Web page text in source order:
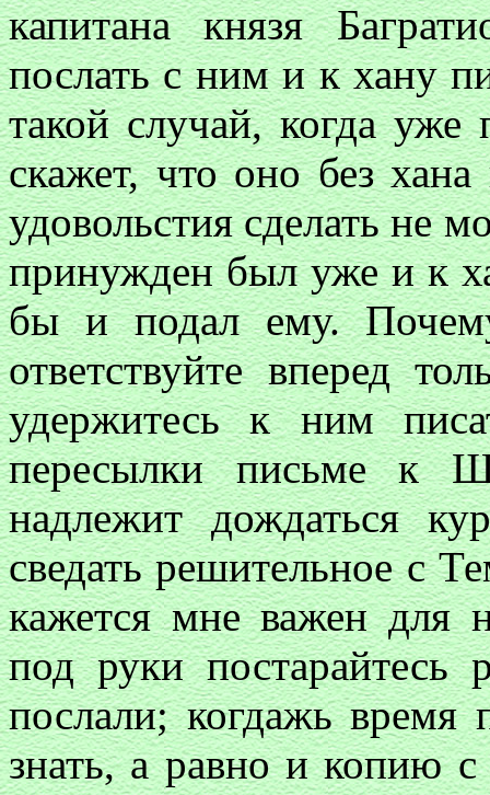
капитана князя
послать с ним и к хану
такой случай, когда уже
скажет, что оно без
удовольстия сделать не
принужден был уже и к
бы и подал ему.
ответствуйте вперед
удержитесь к ним
пересылки письме к
надлежит дождаться
сведать решительное с
кажется мне важен для
под руки постарайтесь
послали; когдажь
знать, а равно и копию